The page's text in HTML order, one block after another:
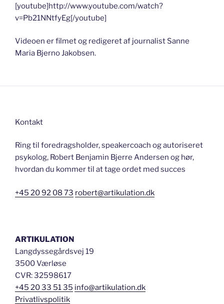
[youtube]http://www.youtube.com/watch?
v=Pb21NNtfyEg[/youtube]
Videoen er filmet og redigeret af journalist Sanne
Maria Bjerno Jakobsen.
Kontakt
Ring til foredragsholder, speakercoach og autoriseret
psykolog, Robert Benjamin Bjerre Andersen og hør,
hvordan du kommer til at tage ordet med succes
+45 20 92 08 73 robert@artikulation.dk
ARTIKULATION
Langdyssegårdsvej 19
3500 Værløse
CVR: 32598617
+45 20 33 51 35 info@artikulation.dk
Privatlivspolitik